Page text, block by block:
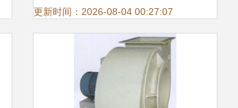
革新
更新时间：2026-08-04 00:27:07